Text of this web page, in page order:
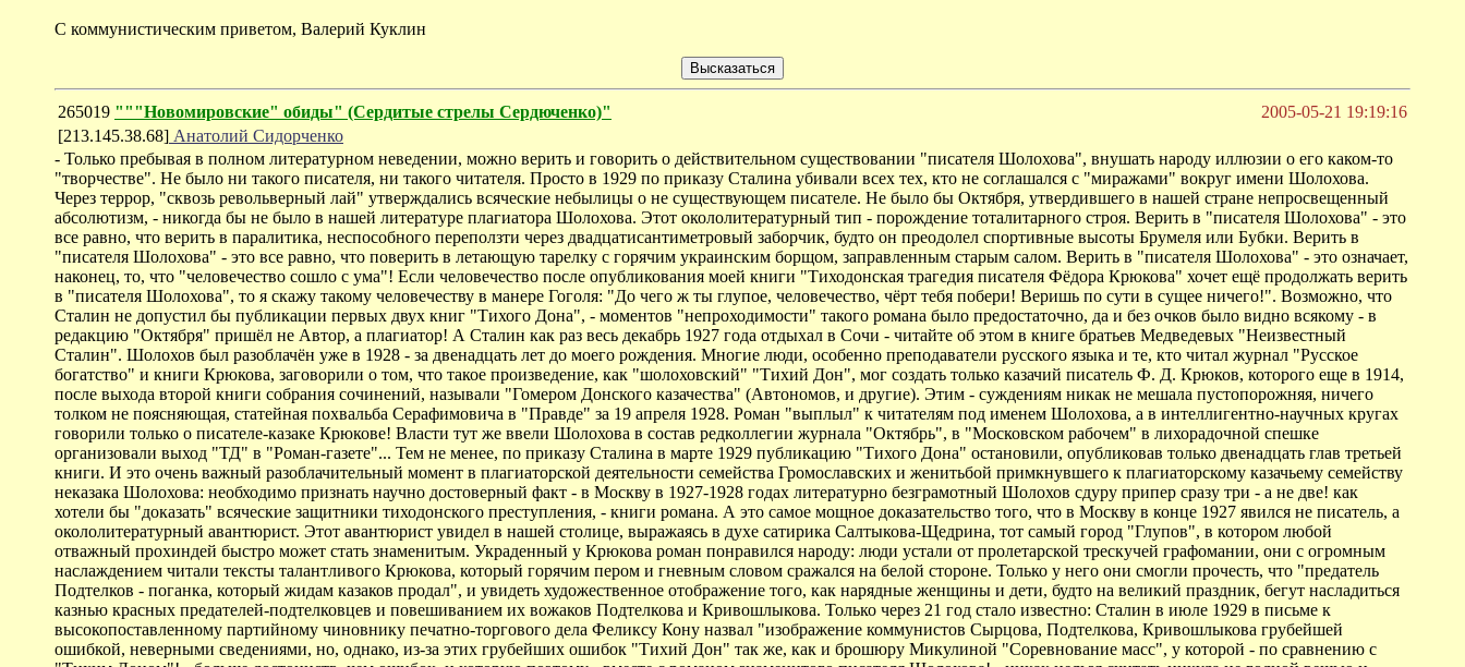
С коммунистическим приветом, Валерий Куклин
265019 """Новомировские" обиды" (Cердитые стрелы Сердюченко)"
2005-05-21 19:19:16
[213.145.38.68] Анатолий Сидорченко
- Только пребывая в полном литературном неведении, можно верить и говорить о действительном существовании "писателя Шолохова", внушать народу иллюзии о его каком-то
"творчестве". Не было ни такого писателя, ни такого читателя. Просто в 1929 по приказу Сталина убивали всех тех, кто не соглашался с "миражами" вокруг имени Шолохова.
Через террор, "сквозь револьверный лай" утверждались всяческие небылицы о не существующем писателе. Не было бы Октября, утвердившего в нашей стране непросвещенный
абсолютизм, - никогда бы не было в нашей литературе плагиатора Шолохова. Этот окололитературный тип - порождение тоталитарного строя. Верить в "писателя Шолохова" - это
все равно, что верить в паралитика, неспособного переползти через двадцатисантиметровый заборчик, будто он преодолел спортивные высоты Брумеля или Бубки. Верить в
"писателя Шолохова" - это все равно, что поверить в летающую тарелку с горячим украинским борщом, заправленным старым салом. Верить в "писателя Шолохова" - это означает,
наконец, то, что "человечество сошло с ума"! Если человечество после опубликования моей книги "Тиходонская трагедия писателя Фёдора Крюкова" хочет ещё продолжать верить
в "писателя Шолохова", то я скажу такому человечеству в манере Гоголя: "До чего ж ты глупое, человечество, чёрт тебя побери! Веришь по сути в сущее ничего!". Возможно, что
Сталин не допустил бы публикации первых двух книг "Тихого Дона", - моментов "непроходимости" такого романа было предостаточно, да и без очков было видно всякому - в
редакцию "Октября" пришёл не Автор, а плагиатор! А Сталин как раз весь декабрь 1927 года отдыхал в Сочи - читайте об этом в книге братьев Медведевых "Неизвестный
Сталин". Шолохов был разоблачён уже в 1928 - за двенадцать лет до моего рождения. Многие люди, особенно преподаватели русского языка и те, кто читал журнал "Русское
богатство" и книги Крюкова, заговорили о том, что такое произведение, как "шолоховский" "Тихий Дон", мог создать только казачий писатель Ф. Д. Крюков, которого еще в 1914,
после выхода второй книги собрания сочинений, называли "Гомером Донского казачества" (Автономов, и другие). Этим - суждениям никак не мешала пустопорожняя, ничего
толком не поясняющая, статейная похвальба Серафимовича в "Правде" за 19 апреля 1928. Роман "выплыл" к читателям под именем Шолохова, а в интеллигентно-научных кругах
говорили только о писателе-казаке Крюкове! Власти тут же ввели Шолохова в состав редколлегии журнала "Октябрь", в "Московском рабочем" в лихорадочной спешке
организовали выход "ТД" в "Роман-газете"... Тем не менее, по приказу Сталина в марте 1929 публикацию "Тихого Дона" остановили, опубликовав только двенадцать глав третьей
книги. И это очень важный разоблачительный момент в плагиаторской деятельности семейства Громославских и женитьбой примкнувшего к плагиаторскому казачьему семейству
неказака Шолохова: необходимо признать научно достоверный факт - в Москву в 1927-1928 годах литературно безграмотный Шолохов сдуру припер сразу три - а не две! как
хотели бы "доказать" всяческие защитники тиходонского преступления, - книги романа. А это самое мощное доказательство того, что в Москву в конце 1927 явился не писатель, а
окололитературный авантюрист. Этот авантюрист увидел в нашей столице, выражаясь в духе сатирика Салтыкова-Щедрина, тот самый город "Глупов", в котором любой
отважный прохиндей быстро может стать знаменитым. Украденный у Крюкова роман понравился народу: люди устали от пролетарской трескучей графомании, они с огромным
наслаждением читали тексты талантливого Крюкова, который горячим пером и гневным словом сражался на белой стороне. Только у него они смогли прочесть, что "предатель
Подтелков - поганка, который жидам казаков продал", и увидеть художественное отображение того, как нарядные женщины и дети, будто на великий праздник, бегут насладиться
казнью красных предателей-подтелковцев и повешиванием их вожаков Подтелкова и Кривошлыкова. Только через 21 год стало известно: Сталин в июле 1929 в письме к
высокопоставленному партийному чиновнику печатно-торгового дела Феликсу Кону назвал "изображение коммунистов Сырцова, Подтелкова, Кривошлыкова грубейшей
ошибкой, неверными сведениями, но, однако, из-за этих грубейших ошибок "Тихий Дон" так же, как и брошюру Микулиной "Соревнование масс", у которой - по сравнению с